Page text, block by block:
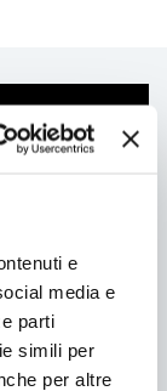
e
media e
parti
simili per
per altre